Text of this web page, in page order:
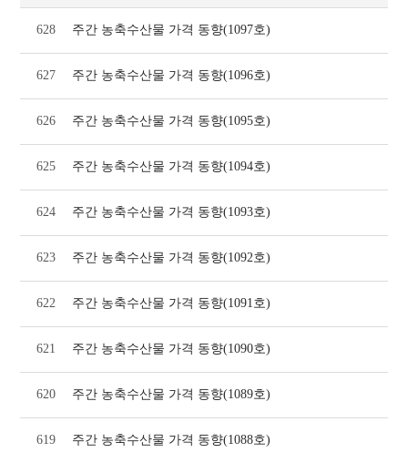
628 주간 농축수산물 가격 동향(1097호)
627 주간 농축수산물 가격 동향(1096호)
626 주간 농축수산물 가격 동향(1095호)
625 주간 농축수산물 가격 동향(1094호)
624 주간 농축수산물 가격 동향(1093호)
623 주간 농축수산물 가격 동향(1092호)
622 주간 농축수산물 가격 동향(1091호)
621 주간 농축수산물 가격 동향(1090호)
620 주간 농축수산물 가격 동향(1089호)
619 주간 농축수산물 가격 동향(1088호)